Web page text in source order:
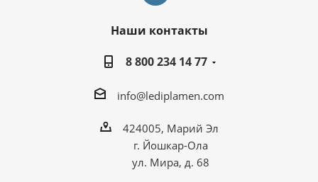
Наши контакты
8 800 234 14 77
info@lediplamen.com
424005, Марий Эл
г. Йошкар-Ола
ул. Мира, д. 68